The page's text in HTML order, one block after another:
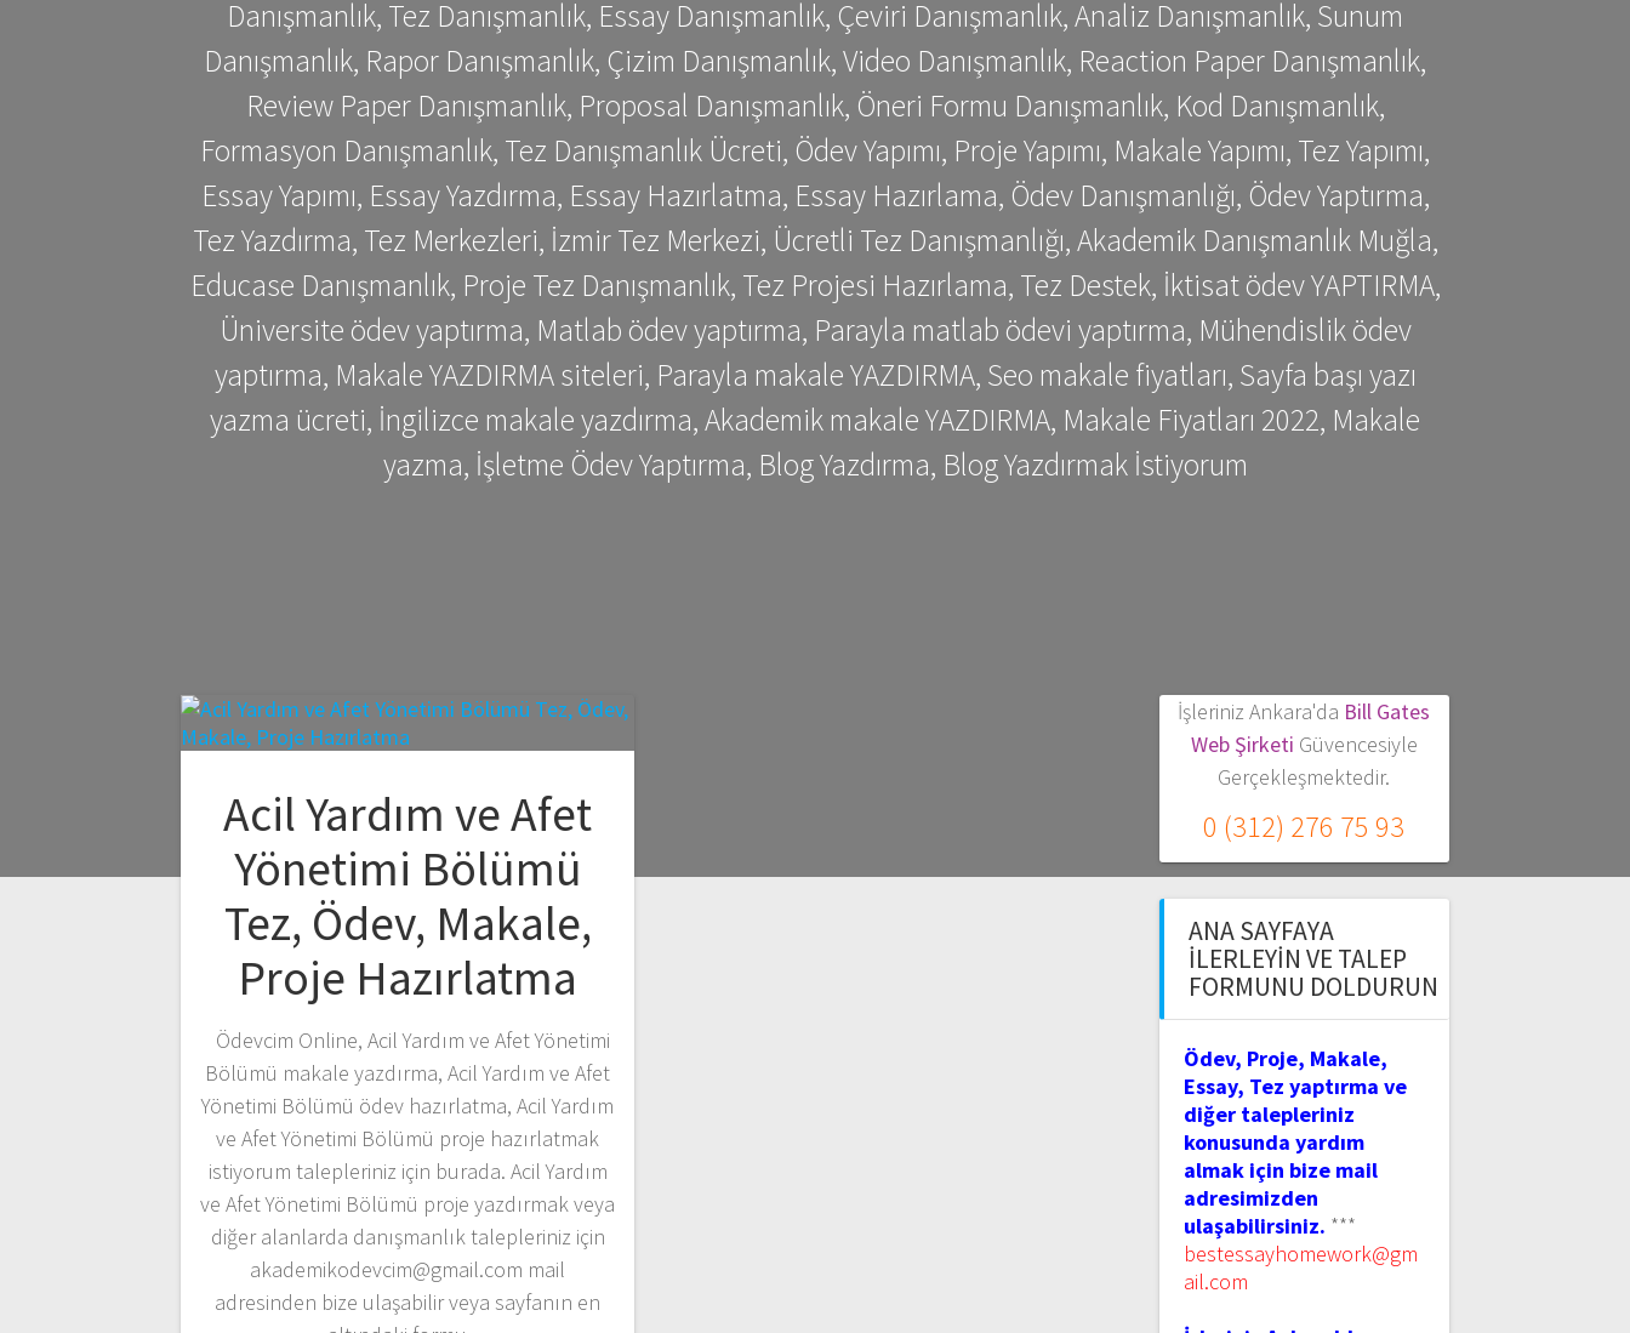
Danışmanlık, Tez Danışmanlık, Essay Danışmanlık, Çeviri Danışmanlık, Analiz Danışmanlık, Sunum
Danışmanlık, Rapor Danışmanlık, Çizim Danışmanlık, Video Danışmanlık, Reaction Paper Danışmanlık,
Review Paper Danışmanlık, Proposal Danışmanlık, Öneri Formu Danışmanlık, Kod Danışmanlık,
Formasyon Danışmanlık, Tez Danışmanlık Ücreti, Ödev Yapımı, Proje Yapımı, Makale Yapımı, Tez Yapımı,
Essay Yapımı, Essay Yazdırma, Essay Hazırlatma, Essay Hazırlama, Ödev Danışmanlığı, Ödev Yaptırma,
Tez Yazdırma, Tez Merkezleri, İzmir Tez Merkezi, Ücretli Tez Danışmanlığı, Akademik Danışmanlık Muğla,
Educase Danışmanlık, Proje Tez Danışmanlık, Tez Projesi Hazırlama, Tez Destek, İktisat ödev YAPTIRMA,
Üniversite ödev yaptırma, Matlab ödev yaptırma, Parayla matlab ödevi yaptırma, Mühendislik ödev
yaptırma, Makale YAZDIRMA siteleri, Parayla makale YAZDIRMA, Seo makale fiyatları, Sayfa başı yazı
yazma ücreti, İngilizce makale yazdırma, Akademik makale YAZDIRMA, Makale Fiyatları 2022, Makale
yazma, İşletme Ödev Yaptırma, Blog Yazdırma, Blog Yazdırmak İstiyorum
Acil Yardım ve Afet
Yönetimi Bölümü
Tez, Ödev, Makale,
Proje Hazırlatma
Ödevcim Online, Acil Yardım ve Afet Yönetimi
Bölümü makale yazdırma, Acil Yardım ve Afet
Yönetimi Bölümü ödev hazırlatma, Acil Yardım
ve Afet Yönetimi Bölümü proje hazırlatmak
istiyorum talepleriniz için burada. Acil Yardım
ve Afet Yönetimi Bölümü proje yazdırmak veya
diğer alanlarda danışmanlık talepleriniz için
akademikodevcim@gmail.com mail
adresinden bize ulaşabilir veya sayfanın en
İşleriniz Ankara'da Bill Gates
Web Şirketi Güvencesiyle
Gerçekleşmektedir.
0 (312) 276 75 93
ANA SAYFAYA
İLERLEYIN VE TALEP
FORMUNU DOLDURUN
Ödev, Proje, Makale,
Essay, Tez yaptırma ve
diğer talepleriniz
konusunda yardım
almak için bize mail
adresimizden
ulaşabilirsiniz. ***
bestessayhomework@gm
ail.com